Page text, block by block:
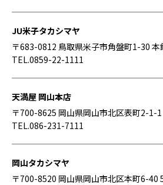
JU米子タカシマヤ
〒683-0812 鳥取県米子市角盤町1-30 本
TEL.0859-22-1111
天満屋 岡山本店
〒700-8625 岡山県岡山市北区表町2-1-
TEL.086-231-7111
岡山タカシマヤ
〒700-8520 岡山県岡山市北区本町6-40